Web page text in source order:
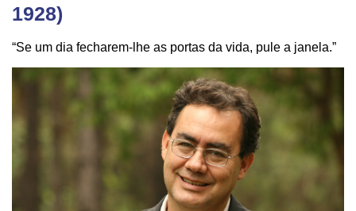
1928)
“Se um dia fecharem-lhe as portas da vida, pule a janela.”